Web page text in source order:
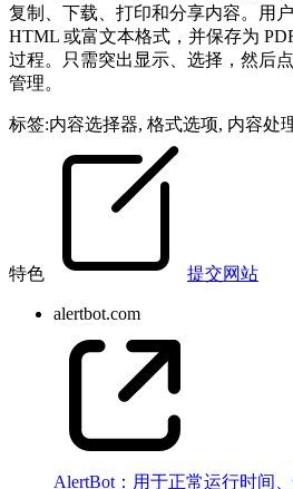
复制、下载、打印和分享内容。用户
HTML 或富文本格式，并保存为
过程。只需突出显示、选择，然后
管理。
标签:内容选择器, 格式选项, 内容处
特色 提交网站
alertbot.com
AlertBot：用于正常运行时间